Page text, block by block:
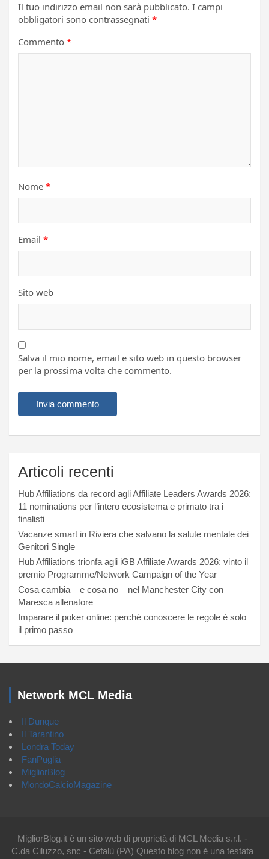
Il tuo indirizzo email non sarà pubblicato. I campi
obbligatori sono contrassegnati *
Commento *
Nome *
Email *
Sito web
Salva il mio nome, email e sito web in questo browser
per la prossima volta che commento.
Articoli recenti
Hub Affiliations da record agli Affiliate Leaders Awards 2026:
11 nominations per l’intero ecosistema e primato tra i
finalisti
Vacanze smart in Riviera che salvano la salute mentale dei
Genitori Single
Hub Affiliations trionfa agli iGB Affiliate Awards 2026: vinto il
premio Programme/Network Campaign of the Year
Cosa cambia – e cosa no – nel Manchester City con
Maresca allenatore
Imparare il poker online: perché conoscere le regole è solo
il primo passo
Network MCL Media
Il Dunque
Il Tarantino
Londra Today
FanPuglia
MigliorBlog
MondoCalcioMagazine
MigliorBlog.it è un sito web di proprietà di MCL Media s.r.l. -
C.da Ciluzzo, snc - Cefalù (PA) Questo blog non è una testata